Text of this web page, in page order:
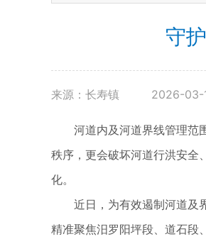
守
来源：长寿镇 2026-03-
河道内及河道界线管理范围
秩序，更会破坏河道行洪安全
化。
近日，为有效遏制河道及界
精准聚焦汨罗阳坪段、道石段